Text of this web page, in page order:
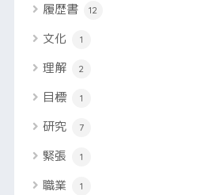
履歴書 12
文化 1
理解 2
目標 1
研究 7
緊張 1
職業 1